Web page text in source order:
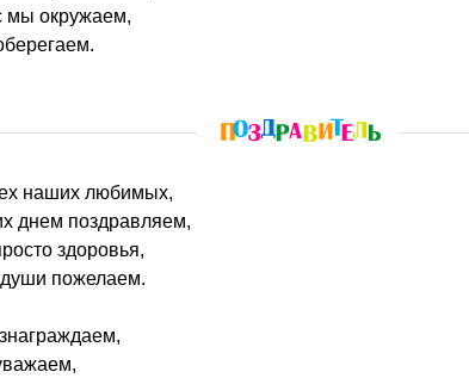
мы окружаем,
наших любимых,
днем поздравляем,
здоровья,
пожелаем.